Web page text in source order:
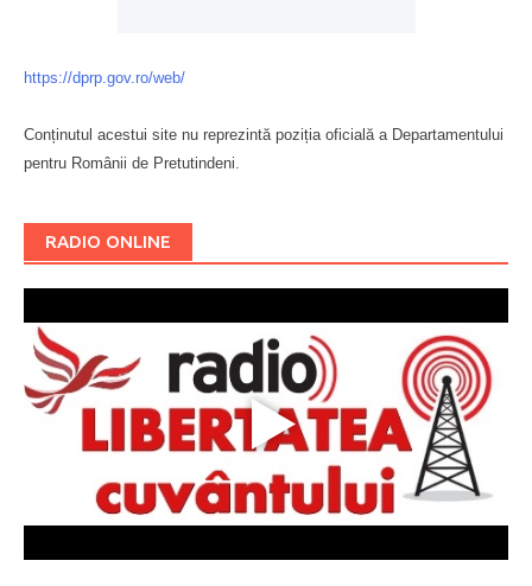
https://dprp.gov.ro/web/
Conținutul acestui site nu reprezintă poziția oficială a Departamentului
pentru Românii de Pretutindeni.
RADIO ONLINE